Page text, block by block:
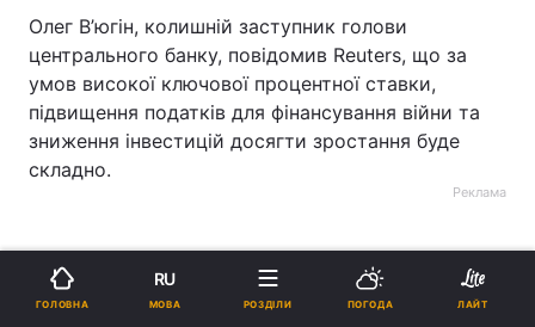
Олег В’югін, колишній заступник голови
центрального банку, повідомив Reuters, що за
умов високої ключової процентної ставки,
підвищення податків для фінансування війни та
зниження інвестицій досягти зростання буде
складно.
Реклама
ГОЛОВНА
RU
МОВА РОЗДІЛИ ПОГОДА ЛАЙТ